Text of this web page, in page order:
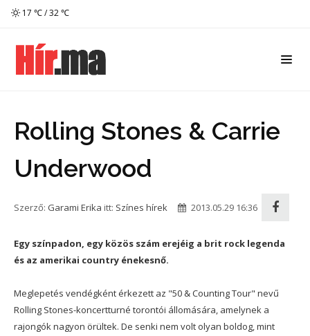
17 ℃ / 32 ℃
Rolling Stones & Carrie
Underwood
Szerző: Garami Erika itt: Színes hírek 2013.05.29 16:36
Egy színpadon, egy közös szám erejéig a brit rock legenda
és az amerikai country énekesnő.
Meglepetés vendégként érkezett az "50 & Counting Tour" nevű
Rolling Stones-koncertturné torontói állomására, amelynek a
rajongók nagyon örültek. De senki nem volt olyan boldog, mint